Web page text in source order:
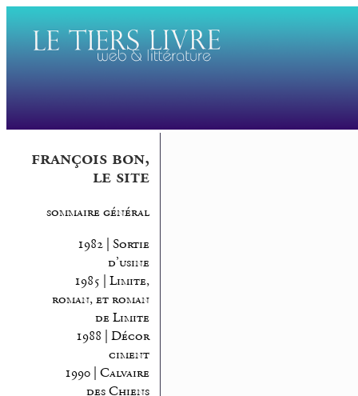
françois bon,
le site
sommaire général
1982 | Sortie
d’usine
1985 | Limite,
roman, et roman
de Limite
1988 | Décor
ciment
1990 | Calvaire
des Chiens